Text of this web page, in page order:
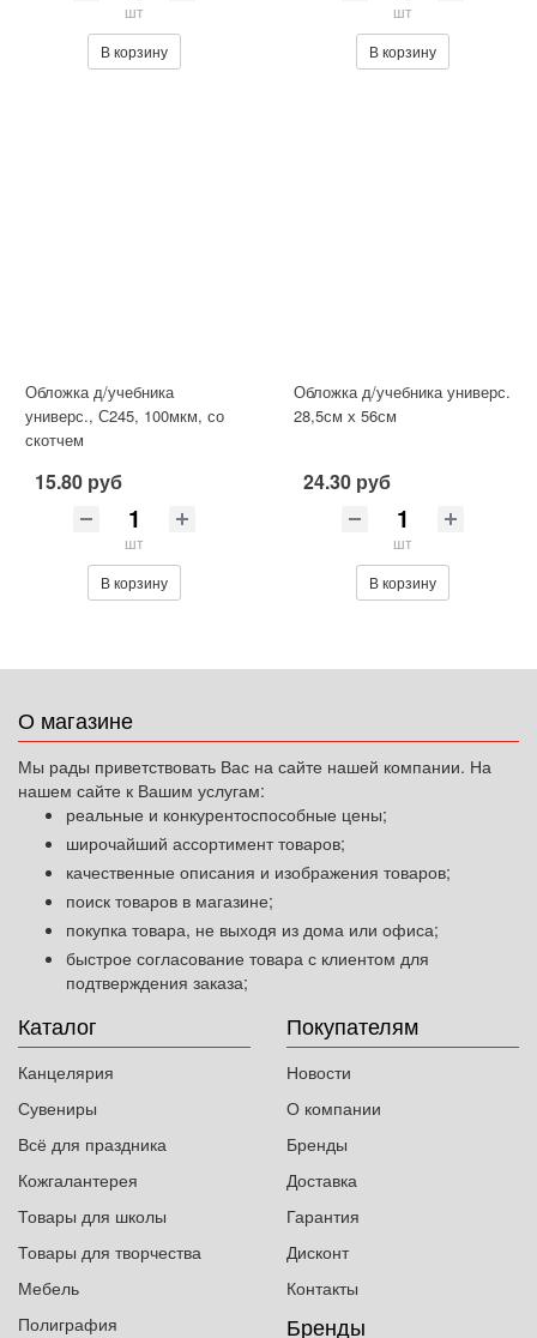
шт
В корзину
шт
В корзину
Обложка д/учебника
универс., С245, 100мкм, со
скотчем
15.80 руб
шт
В корзину
Обложка д/учебника универс.
28,5см х 56см
24.30 руб
шт
В корзину
О магазине
Мы рады приветствовать Вас на сайте нашей компании. На
нашем сайте к Вашим услугам:
реальные и конкурентоспособные цены;
широчайший ассортимент товаров;
качественные описания и изображения товаров;
поиск товаров в магазине;
покупка товара, не выходя из дома или офиса;
быстрое согласование товара с клиентом для
подтверждения заказа;
Каталог
Канцелярия
Сувениры
Всё для праздника
Кожгалантерея
Товары для школы
Товары для творчества
Мебель
Полиграфия
Покупателям
Новости
О компании
Бренды
Доставка
Гарантия
Дисконт
Контакты
Бренды